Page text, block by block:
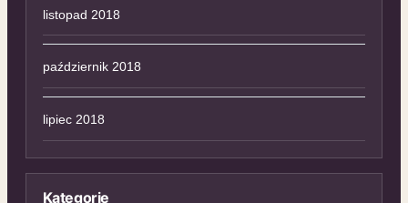
listopad 2018
październik 2018
lipiec 2018
Kategorie